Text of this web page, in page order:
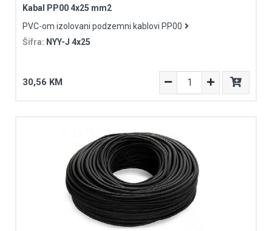
Kabal PP00 4x25 mm2
PVC-om izolovani podzemni kablovi PP00
Šifra: NYY-J 4x25
30,56 KM